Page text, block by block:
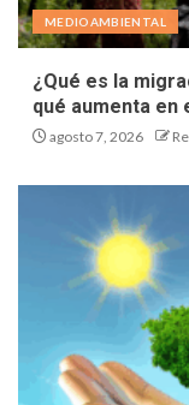
MEDIOAMBIENTAL
¿Qué es la
qué aumenta en
agosto 7, 2026